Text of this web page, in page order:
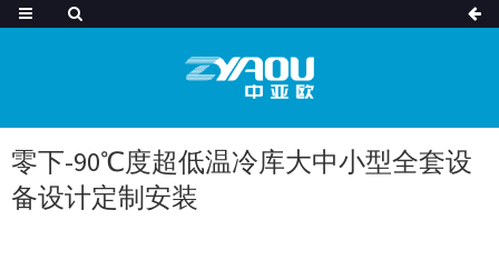
零下-90℃度超低温冷库大中小型全套设
备设计定制安装